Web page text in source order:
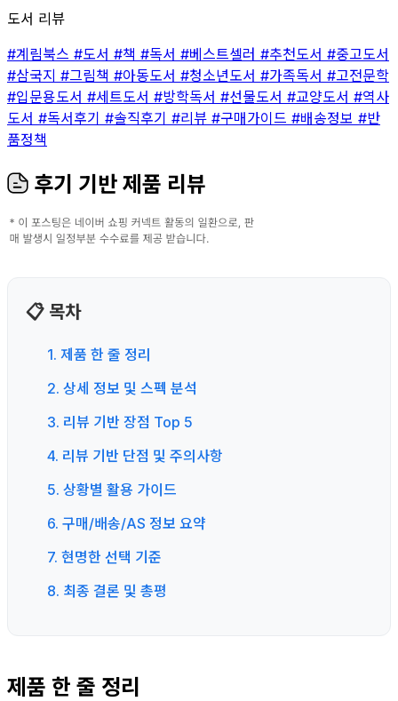
도서 리뷰
#계림북스 #도서 #책 #독서 #베스트셀러 #추천도서 #중고도서
#삼국지 #그림책 #아동도서 #청소년도서 #가족독서 #고전문학
#입문용도서 #세트도서 #방학독서 #선물도서 #교양도서 #역사
도서 #독서후기 #솔직후기 #리뷰 #구매가이드 #배송정보 #반
품정책
후기 기반 제품 리뷰
📋 목차
1. 제품 한 줄 정리
2. 상세 정보 및 스펙 분석
3. 리뷰 기반 장점 Top 5
4. 리뷰 기반 단점 및 주의사항
5. 상황별 활용 가이드
6. 구매/배송/AS 정보 요약
7. 현명한 선택 기준
8. 최종 결론 및 총평
제품 한 줄 정리